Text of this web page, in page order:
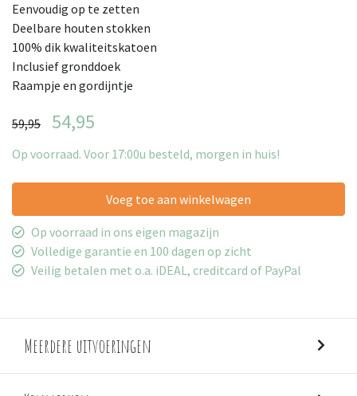
Eenvoudig op te zetten
Deelbare houten stokken
100% dik kwaliteitskatoen
Inclusief gronddoek
Raampje en gordijntje
59,95 54,95
Op voorraad. Voor 17:00u besteld, morgen in huis!
Voeg toe aan winkelwagen
Op voorraad in ons eigen magazijn
Volledige garantie en 100 dagen op zicht
Veilig betalen met o.a. iDEAL, creditcard of PayPal
Meerdere uitvoeringen